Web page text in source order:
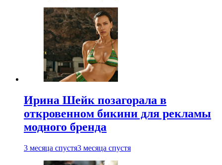
Ирина Шейк позагорала в
откровенном бикини для рекламы
модного бренда
3 месяца спустя3 месяца спустя